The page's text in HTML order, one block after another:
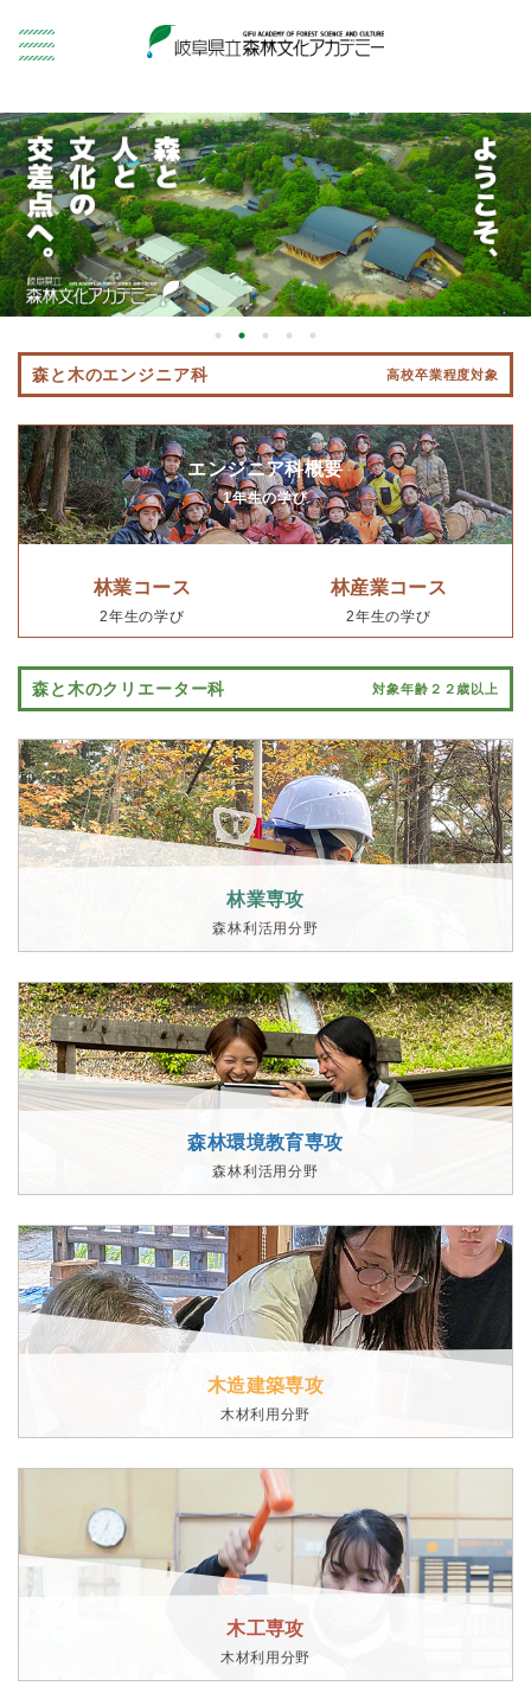
森と木のエンジニア科 高校卒業程度対象
エンジニア科概要
1年生の学び
林業コース
2年生の学び
林産業コース
2年生の学び
森と木のクリエーター科 対象年齢２２歳以上
林業専攻
森林利活用分野
森林環境教育専攻
森林利活用分野
木造建築専攻
木材利用分野
木工専攻
木材利用分野